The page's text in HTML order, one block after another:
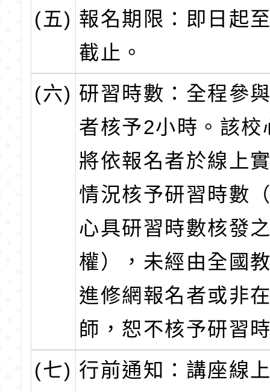
(五) 報名期限：即日起
截止。
(六) 研習時數：全程參
者核予2小時。該校
將依報名者於線上
情況核予研習時數
心具研習時數核發
權），未經由全國
進修網報名者或非
師，恕不核予研習
(七) 行前通知：講座線